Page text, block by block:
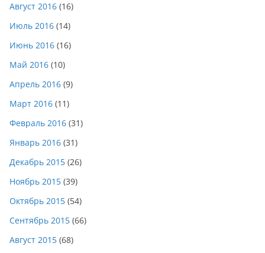
Август 2016 (16)
Июль 2016 (14)
Июнь 2016 (16)
Май 2016 (10)
Апрель 2016 (9)
Март 2016 (11)
Февраль 2016 (31)
Январь 2016 (31)
Декабрь 2015 (26)
Ноябрь 2015 (39)
Октябрь 2015 (54)
Сентябрь 2015 (66)
Август 2015 (68)